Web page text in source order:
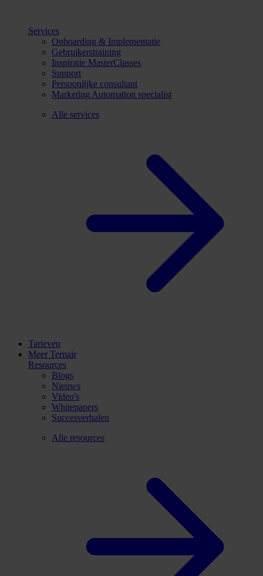
Services
Onboarding & Implementatie
Gebruikerstraining
Inspiratie MasterClasses
Support
Persoonlijke consultant
Marketing Automation specialist
Alle services
Tarieven
Meer Ternair
Resources
Blogs
Nieuws
Video's
Whitepapers
Succesverhalen
Alle resources